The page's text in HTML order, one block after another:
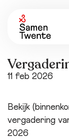
11 feb 2026
Bekijk
vergadering
2026